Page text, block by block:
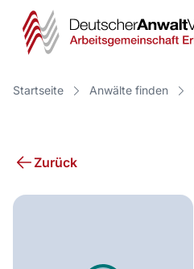
Startseite Anwälte finden
Zurück